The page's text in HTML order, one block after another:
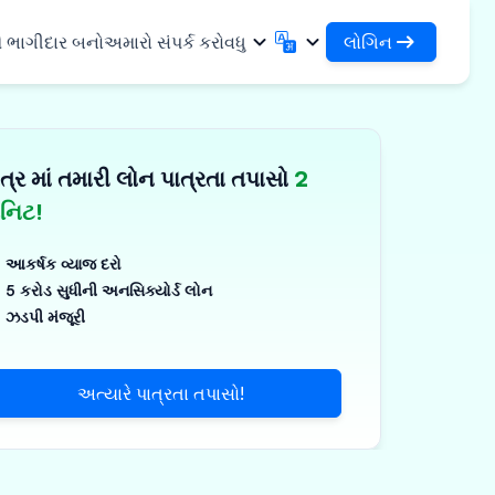
અને ઔદ્યોગિક
અને મેડિકલ
અને નાના ઉપકરણો
બનોઅમારો સંપર્ક કરોવધુ
हिन्दी
ଓଡ଼ିଆ
తెలుగు
Telugu
বাংলা
લોગિન
DSA તરીકે લોગિન કરો
માં તમારી લોન પાત્રતા તપાસો 2
આકર્ષક વ્યાજ દરો
5 કરોડ સુધીની અનસિક્યોર્ડ લોન
ઝડપી મંજૂરી
અત્યારે પાત્રતા તપાસો!